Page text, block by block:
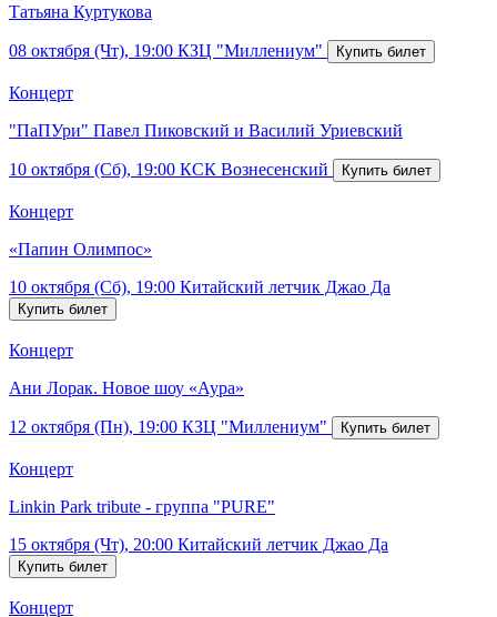
Татьяна Куртукова
08 октября (Чт), 19:00 КЗЦ "Миллениум"
Концерт
"ПаПУри" Павел Пиковский и Василий Уриевский
10 октября (Сб), 19:00 КСК Вознесенский
Концерт
«Папин Олимпос»
10 октября (Сб), 19:00 Китайский летчик Джао Да
Концерт
Ани Лорак. Новое шоу «Аура»
12 октября (Пн), 19:00 КЗЦ "Миллениум"
Концерт
Linkin Park tribute - группа "PURE"
15 октября (Чт), 20:00 Китайский летчик Джао Да
Концерт